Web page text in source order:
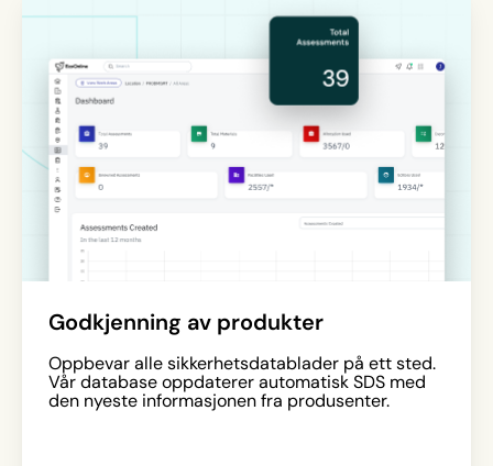
Godkjenning av produkter
Oppbevar alle sikkerhetsdatablader på ett sted.
Vår database oppdaterer automatisk SDS med
den nyeste informasjonen fra produsenter.